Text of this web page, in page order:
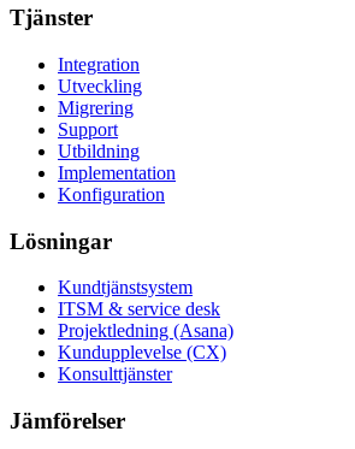
Tjänster
Integration
Utveckling
Migrering
Support
Utbildning
Implementation
Konfiguration
Lösningar
Kundtjänstsystem
ITSM & service desk
Projektledning (Asana)
Kundupplevelse (CX)
Konsulttjänster
Jämförelser